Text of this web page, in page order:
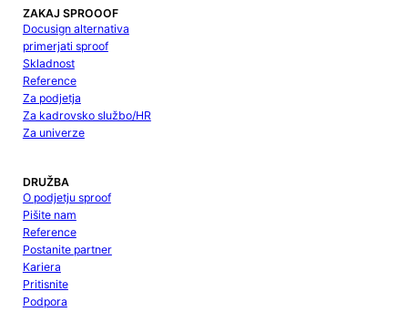
ZAKAJ SPROOOF
Docusign alternativa
primerjati sproof
Skladnost
Reference
Za podjetja
Za kadrovsko službo/HR
Za univerze
DRUŽBA
O podjetju sproof
Pišite nam
Reference
Postanite partner
Kariera
Pritisnite
Podpora